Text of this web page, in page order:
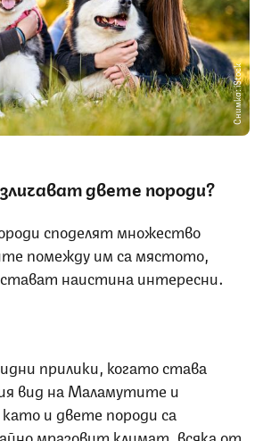
Снимка: iStock
двете породи?
споделят множество
помежду им са мястото,
наистина интересни.
прилики, когато става
вид на Маламутите и
и двете породи са
мразовит климат, всяка от